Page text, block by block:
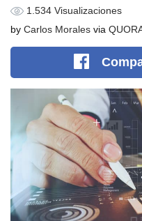
1.534 Visualizaciones
by Carlos Morales via